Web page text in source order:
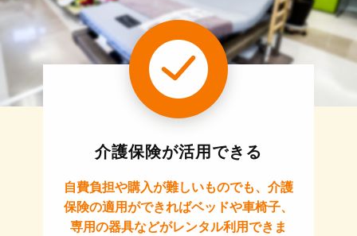
介護保険が活用できる
自費負担や購入が難しいものでも、介護
保険の適用ができればベッドや車椅子、
専用の器具などがレンタル利用できま